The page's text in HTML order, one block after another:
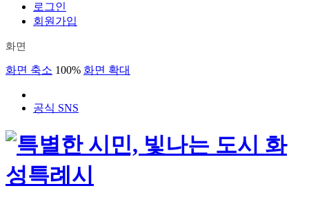
로그인
회원가입
화면
화면 축소 100% 화면 확대
공식 SNS